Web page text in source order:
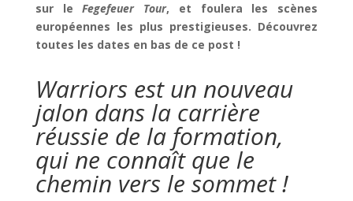
sur leFegefeuer Tour, et foulera les scènes
européennes les plus prestigieuses. Découvrez
toutes les dates en bas de ce post !
Warriors est un nouveau
jalon dans la carrière
réussie de la formation,
qui ne connaît que le
chemin vers le sommet !